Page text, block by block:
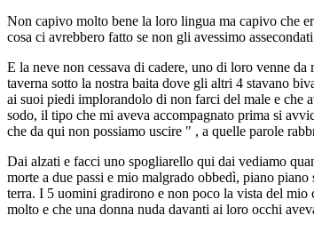
Non capivo molto bene la loro lingua ma capivo che
cosa ci avrebbero fatto se non gli avessimo
E la neve non cessava di cadere, uno di loro venne
taverna sotto la nostra baita dove gli altri 4 stavano
ai suoi piedi implorandolo di non farci del male e che
sodo, il tipo che mi aveva accompagnato prima si
che da qui non possiamo uscire " , a quelle parole
Dai alzati e facci uno spogliarello qui dai vediamo
morte a due passi e mio malgrado obbedì, piano
terra. I 5 uomini gradirono e non poco la vista del mio
molto e che una donna nuda davanti ai loro occhi